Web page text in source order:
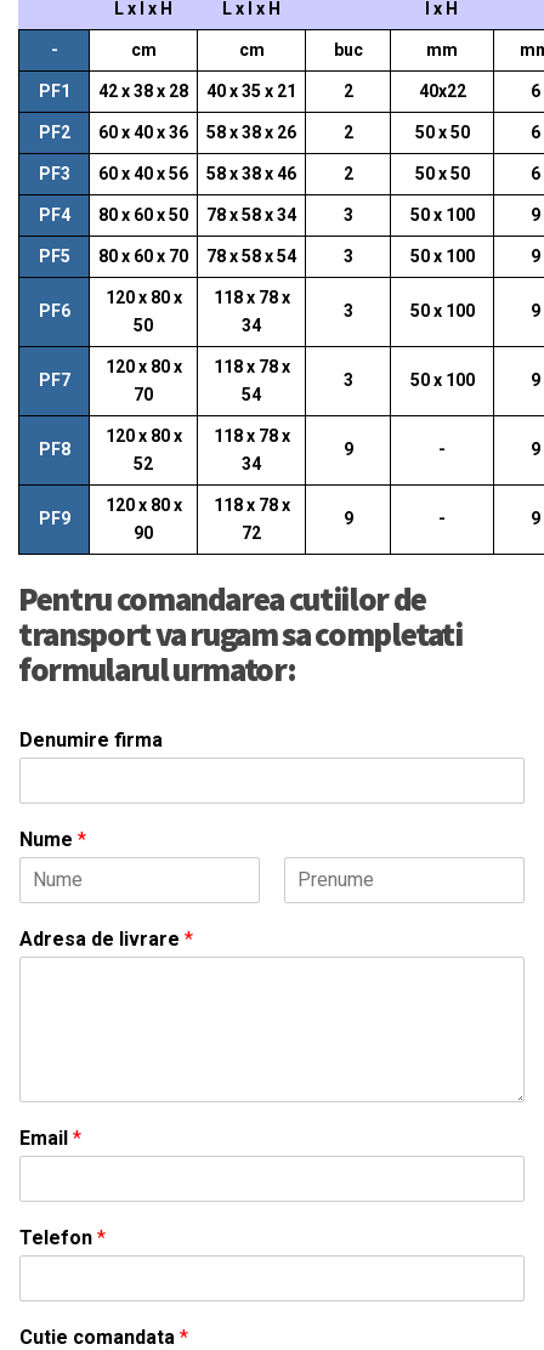
L x l x H L x l x H l x H
- cm cm buc mm
PF1 42 x 38 x 28 40 x 35 x 21 2 40x22 6
PF2 60 x 40 x 36 58 x 38 x 26 2 50 x 50 6
PF3 60 x 40 x 56 58 x 38 x 46 2 50 x 50 6
PF4 80 x 60 x 50 78 x 58 x 34 3 50 x 100 9
PF5 80 x 60 x 70 78 x 58 x 54 3 50 x 100 9
PF6
120 x 80 x
50
118 x 78 x
34
3 50 x 100 9
PF7
120 x 80 x
70
118 x 78 x
54
3 50 x 100 9
PF8
120 x 80 x
52
118 x 78 x
34
9 - 9
PF9
120 x 80 x
90
118 x 78 x
72
9 - 9
Pentru comandarea cutiilor de
transport va rugam sa completati
formularul urmator:
Denumire firma
Nume *
rAdresa de livrare *
Email *
Telefon *
Cutie comandata *